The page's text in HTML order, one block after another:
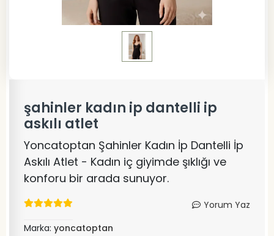
şahinler kadın ip dantelli ip
askılı atlet
Yoncatoptan Şahinler Kadın İp Dantelli İp
Askılı Atlet - Kadın iç giyimde şıklığı ve
konforu bir arada sunuyor.
Yorum Yaz
Marka: yoncatoptan